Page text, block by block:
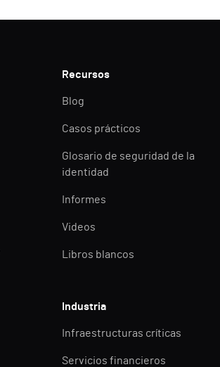
Recursos
Blog
Casos prácticos
Glosario de seguridad de la
identidad
Informes
Videos
Libros blancos
Industria
Infraestructuras críticas
Servicios financieros